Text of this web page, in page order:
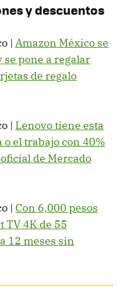
y descuentos
| Amazon México se
se pone a regalar
de regalo
| Lenovo tiene esta
el trabajo con 40%
de Mercado
| Con 6,000 pesos
TV 4K de 55
12 meses sin